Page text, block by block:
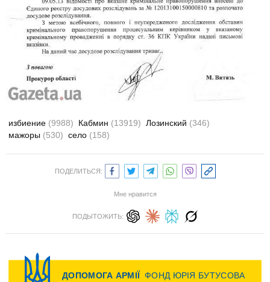
избиение (9988) Кабмин (13919) Лозинский (346)
мажоры (530) село (158)
ПОДЕЛИТЬСЯ:
Мне нравится
ПОДЫТОЖИТЬ: